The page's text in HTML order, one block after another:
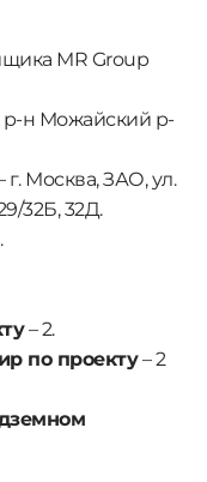
MR Group
р-н Можайский р-
г. Москва, ЗАО, ул.
32Б, 32Д.
– 2.
по проекту– 2